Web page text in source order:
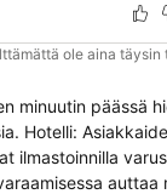
ole aina täysin
minuutin
Hotelli:
ilmastoinnilla